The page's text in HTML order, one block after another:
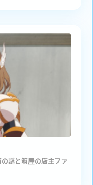
謎と箱屋の店主ファ